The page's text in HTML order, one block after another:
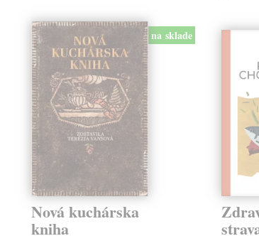
na sklade
Nová kuchárska
kniha